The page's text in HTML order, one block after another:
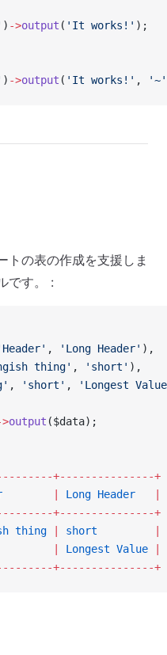
) ->output ( 'It works!' );
) ->output ( 'It works!' , '~'
の表の作成を支援しま
です。 :
, 'Long Header' ),
thing' , 'short' ),
, 'short' ,
'Longest
output ($data);
+---------------+
Long Header
+---------------+
thing short
Longest Value
+---------------+